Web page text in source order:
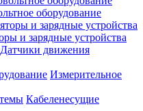
оборудование
и зарядные устройства
Датчики движения
Измерительное
Кабеленесущие